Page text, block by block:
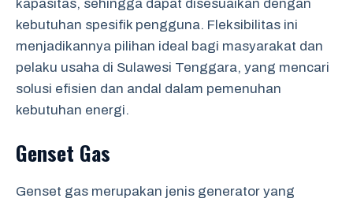
kapasitas, sehingga dapat disesuaikan dengan
kebutuhan spesifik pengguna. Fleksibilitas ini
menjadikannya pilihan ideal bagi masyarakat dan
pelaku usaha di Sulawesi Tenggara, yang mencari
solusi efisien dan andal dalam pemenuhan
kebutuhan energi.
Genset Gas
Genset gas merupakan jenis generator yang